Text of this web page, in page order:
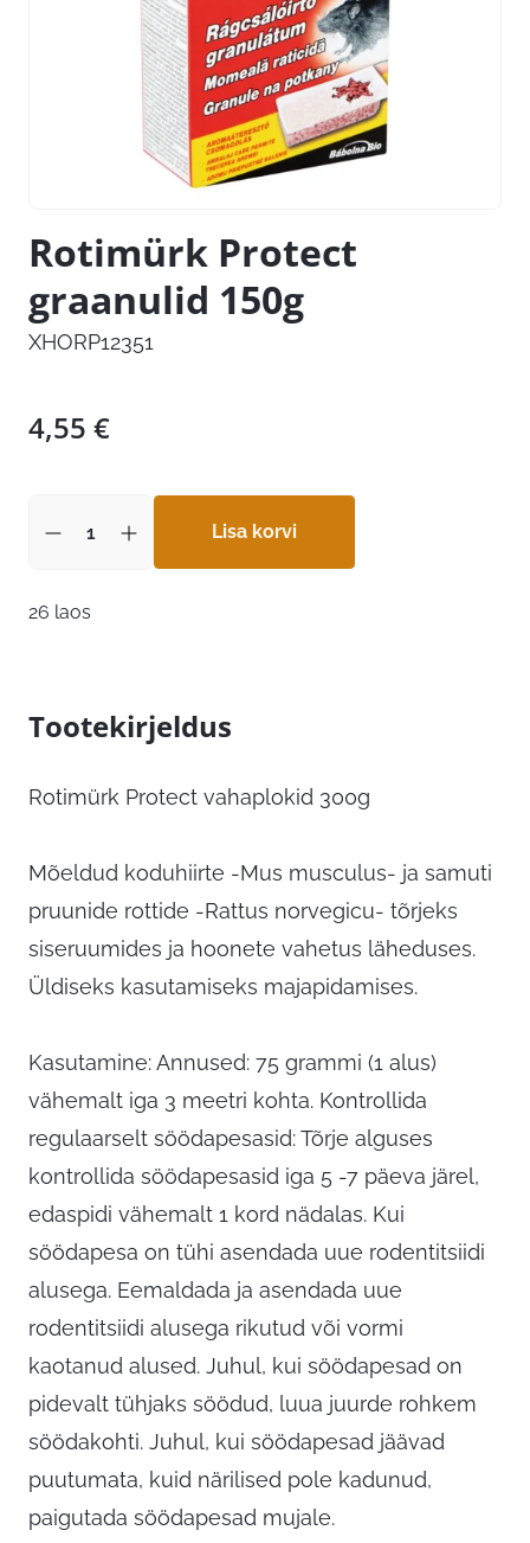
Rotimürk Protect
graanulid 150g
XHORP12351
4,55 €
Lisa korvi
26 laos
Tootekirjeldus
Rotimürk Protect vahaplokid 300g
Mõeldud koduhiirte -Mus musculus- ja samuti
pruunide rottide -Rattus norvegicu- tõrjeks
siseruumides ja hoonete vahetus läheduses.
Üldiseks kasutamiseks majapidamises.
Kasutamine: Annused: 75 grammi (1 alus)
vähemalt iga 3 meetri kohta. Kontrollida
regulaarselt söödapesasid: Tõrje alguses
kontrollida söödapesasid iga 5 -7 päeva järel,
edaspidi vähemalt 1 kord nädalas. Kui
söödapesa on tühi asendada uue rodentitsiidi
alusega. Eemaldada ja asendada uue
rodentitsiidi alusega rikutud või vormi
kaotanud alused. Juhul, kui söödapesad on
pidevalt tühjaks söödud, luua juurde rohkem
söödakohti. Juhul, kui söödapesad jäävad
puutumata, kuid närilised pole kadunud,
paigutada söödapesad mujale.